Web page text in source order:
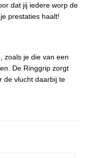
dat jij iedere worp de
prestaties haalt!
zoals je die van een
De Ringgrip zorgt
de vlucht daarbij te